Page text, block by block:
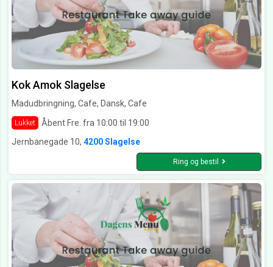
Kok Amok Slagelse
Madudbringning, Cafe, Dansk, Cafe
Lukket
Åbent Fre. fra 10:00 til 19:00
Jernbanegade 10, 4200 Slagelse
Ring og bestil